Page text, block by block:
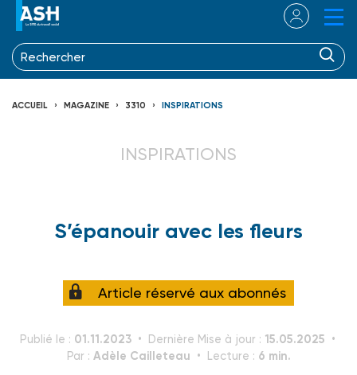
ACCUEIL MAGAZINE 3310 INSPIRATIONS
INSPIRATIONS
S’épanouir avec les fleurs
Article réservé aux abonnés
Publié le : 01.11.2023 Dernière Mise à jour : 15.05.2025
Par : Adèle Cailleteau Lecture : 6 min.